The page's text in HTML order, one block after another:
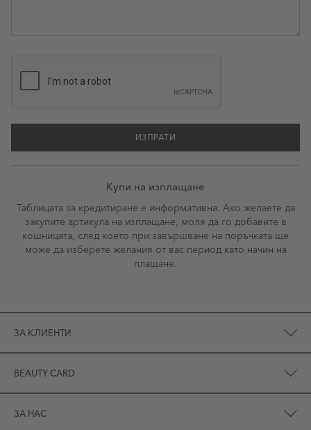
ИЗПРАТИ
Купи на изплащане
Таблицата за кредитиране е информативна. Ако желаете да
закупите артикула на изплащане, моля да го добавите в
кошницата, след което при завършване на поръчката ще
може да изберете желания от вас период като начин на
плащане.
ЗА КЛИЕНТИ
BEAUTY CARD
ЗА НАС